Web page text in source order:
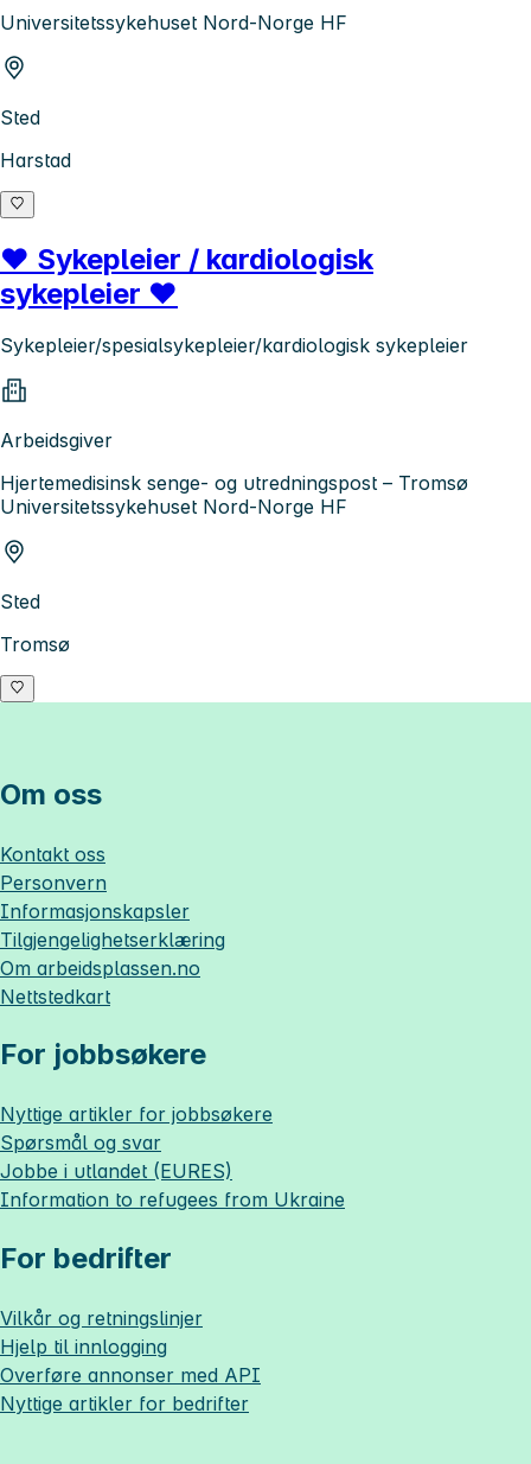
Universitetssykehuset Nord-Norge HF
Sted
Harstad
❤️ Sykepleier / kardiologisk
sykepleier ❤️
Sykepleier/spesialsykepleier/kardiologisk sykepleier
Arbeidsgiver
Hjertemedisinsk senge- og utredningspost – Tromsø
Universitetssykehuset Nord-Norge HF
Sted
Tromsø
Om oss
Kontakt oss
Personvern
Informasjonskapsler
Tilgjengelighetserklæring
Om arbeidsplassen.no
Nettstedkart
For jobbsøkere
Nyttige artikler for jobbsøkere
Spørsmål og svar
Jobbe i utlandet (EURES)
Information to refugees from Ukraine
For bedrifter
Vilkår og retningslinjer
Hjelp til innlogging
Overføre annonser med API
Nyttige artikler for bedrifter